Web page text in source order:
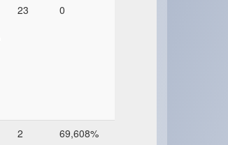
23 0
2 69,608%